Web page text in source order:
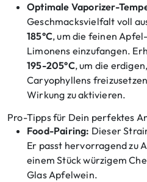
Optimale Vaporizer-
Geschmacksvielfalt voll
185°C, um die feinen
Limonens einzufangen.
195-205°C, um die
Caryophyllens
Wirkung zu aktivieren.
Pro-Tipps für Dein perfektes
Food-Pairing: Dieser
Er passt hervorragend zu
einem Stück würzigem
Glas Apfelwein.